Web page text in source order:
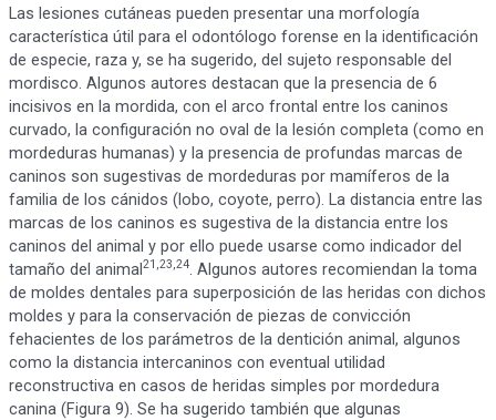
Las lesiones cutáneas pueden presentar una morfología
característica útil para el odontólogo forense en la identificación
de especie, raza y, se ha sugerido, del sujeto responsable del
mordisco. Algunos autores destacan que la presencia de 6
incisivos en la mordida, con el arco frontal entre los caninos
curvado, la configuración no oval de la lesión completa (como en
mordeduras humanas) y la presencia de profundas marcas de
caninos son sugestivas de mordeduras por mamíferos de la
familia de los cánidos (lobo, coyote, perro). La distancia entre las
marcas de los caninos es sugestiva de la distancia entre los
caninos del animal y por ello puede usarse como indicador del
tamaño del animal21,23,24. Algunos autores recomiendan la toma
de moldes dentales para superposición de las heridas con dichos
moldes y para la conservación de piezas de convicción
fehacientes de los parámetros de la dentición animal, algunos
como la distancia intercaninos con eventual utilidad
reconstructiva en casos de heridas simples por mordedura
canina (Figura 9). Se ha sugerido también que algunas